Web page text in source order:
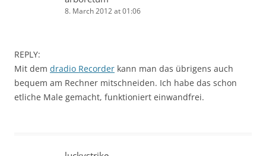
8. March 2012 at 01:06
REPLY:
Mit dem dradio Recorder kann man das übrigens auch
bequem am Rechner mitschneiden. Ich habe das schon
etliche Male gemacht, funktioniert einwandfrei.